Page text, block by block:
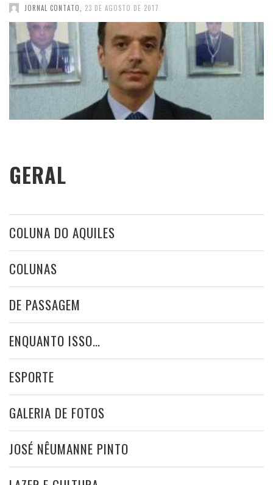
JORNAL CONTATO 23 DE AGOSTO DE 2017
GERAL
COLUNA DO AQUILES
COLUNAS
DE PASSAGEM
ENQUANTO ISSO…
ESPORTE
GALERIA DE FOTOS
JOSÉ NÊUMANNE PINTO